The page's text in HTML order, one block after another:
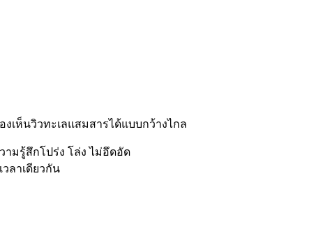
เห็นวิวทะเลแสมสารได้แบบกว้างไกล
ามรู้สึกโปร่ง โล่ง ไม่อึดอัด
ลาเดียวกัน